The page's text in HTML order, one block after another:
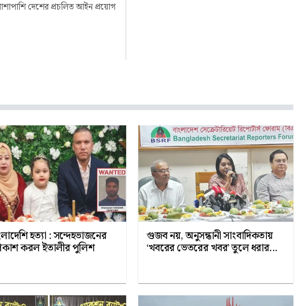
দেশের প্রচলিত আইন প্রয়োগ
হত্যা : সন্দেহভাজনের
করল ইতালীর পুলিশ
গুজব নয়, অনুসন্ধানী সাংবাদিকতায়
‘খবরের ভেতরের খবর’ তুলে ধরার...